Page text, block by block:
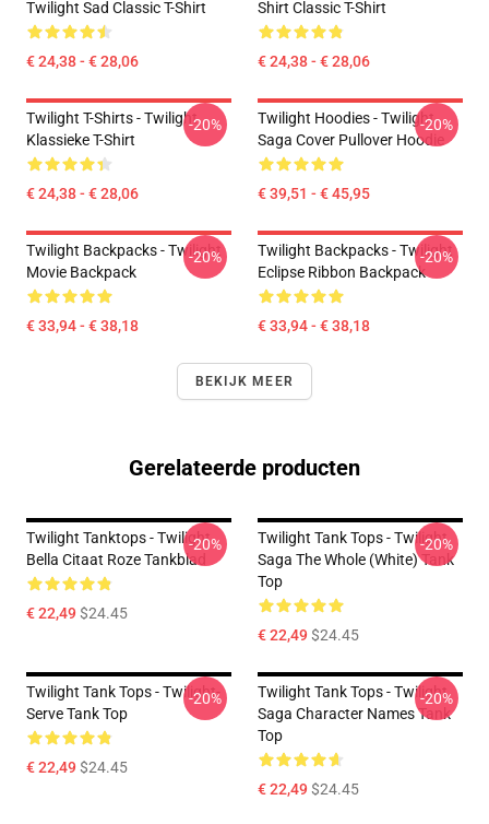
Twilight Sad Classic T-Shirt
€ 24,38 - € 28,06
Shirt Classic T-Shirt
€ 24,38 - € 28,06
Twilight T-Shirts - Twilight
Klassieke T-Shirt
€ 24,38 - € 28,06
-20%
Twilight Hoodies - Twilight
Saga Cover Pullover Hoodie
€ 39,51 - € 45,95
-20%
Twilight Backpacks - Twilight
Movie Backpack
€ 33,94 - € 38,18
-20%
Twilight Backpacks - Twilight
Eclipse Ribbon Backpack
€ 33,94 - € 38,18
-20%
BEKIJK MEER
Gerelateerde producten
Twilight Tanktops - Twilight
Bella Citaat Roze Tankblad
€ 22,49$24.45
-20%
Twilight Tank Tops - Twilight
Saga The Whole (white) Tank
Top
€ 22,49$24.45
-20%
Twilight Tank Tops - Twilight-
Serve Tank Top
€ 22,49$24.45
-20%
Twilight Tank Tops - Twilight
Saga Character Names Tank
Top
€ 22,49$24.45
-20%